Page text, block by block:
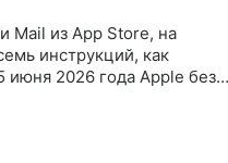
Mail из App Store, на
инструкций, как
июня 2026 года Apple без